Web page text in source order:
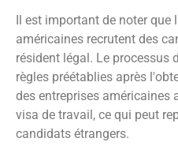
Il est important de noter
américaines recrutent des
résident légal. Le processus
règles préétablies après
des entreprises américaines
visa de travail, ce qui peut
candidats étrangers.